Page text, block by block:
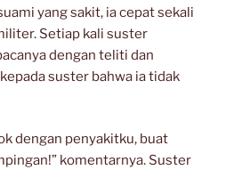
yang sakit, ia cepat sekali
Setiap kali suster
dengan teliti dan
suster bahwa ia tidak
dengan penyakitku, buat
komentarnya. Suster